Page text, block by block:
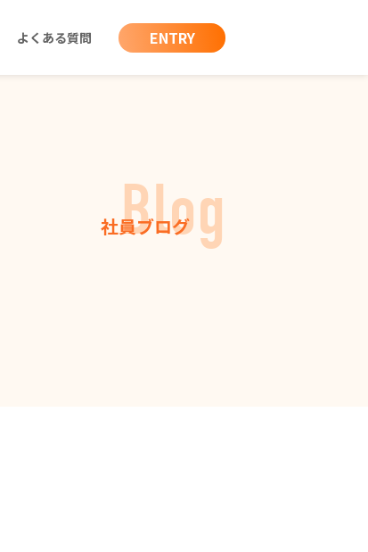
よくある質問 ENTRY
Blog
社員ブログ